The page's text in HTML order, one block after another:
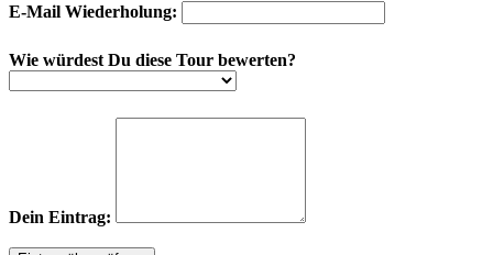
E-Mail Wiederholung:
Wie würdest Du diese Tour bewerten?
Dein Eintrag: